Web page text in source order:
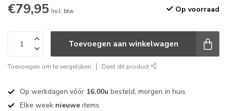
€79,95 Incl. btw Op voorraad
Toevoegen aan winkelwagen
Toevoegen om te vergelijken Deel dit product
Op werkdagen vóór 16.00u besteld, morgen in huis
Elke week nieuwe items